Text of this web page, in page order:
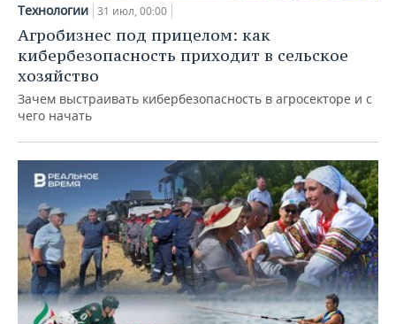
Технологии 31 июл, 00:00
Агробизнес под прицелом: как
кибербезопасность приходит в сельское
хозяйство
Зачем выстраивать кибербезопасность в агросекторе и с
чего начать